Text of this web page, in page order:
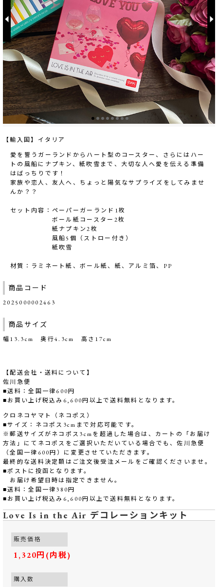
【輸入国】イタリア
愛を誓うガーランドからハート型のコースター、さらにはハー
トの風船にナプキン、紙吹雪まで、大切な人へ愛を伝える準備
はばっちりです！
家族や恋人、友人へ、ちょっと陽気なサプライズをしてみませ
んか？？
セット内容：ペーパーガーランド1枚
ボール紙コースター2枚
紙ナプキン2枚
風船5個（ストロー付き）
紙吹雪
材質：ラミネート紙、ボール紙、紙、アルミ箔、PP
商品コード
2025000002463
商品サイズ
幅13.3cm 奥行4.3cm 高さ17cm
【配送会社・送料について】
佐川急便
■送料：全国一律600円
■お買い上げ税込み6,600円以上で送料無料となります。
クロネコヤマト（ネコポス）
■サイズ：ネコポス3cmまで対応可能です。
※郵送サイズがネコポス3cmを超過した場合は、カートの「お届け
方法」にてネコポスをご選択いただいている場合でも、佐川急便
（全国一律600円）に変更させていただきます。
最終的な送料決定額はご注文後受注メールをご確認くださいませ。
■ポストに投函となります。
お届け希望日時は指定できません。
■送料：全国一律380円
■お買い上げ税込み6,600円以上で送料無料となります。
Love Is in the Air デコレーションキット
販売価格
1,320円(内税)
購入数